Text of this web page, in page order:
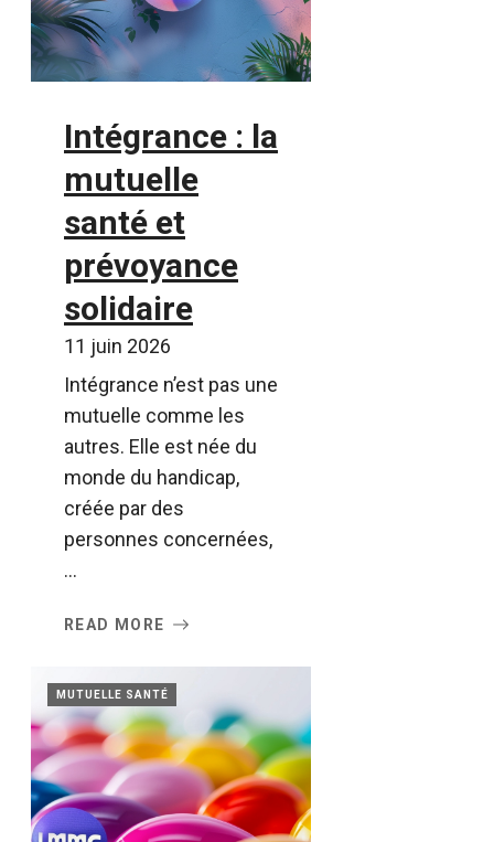
Intégrance : la
mutuelle
santé et
prévoyance
solidaire
11 juin 2026
Intégrance n’est pas une
mutuelle comme les
autres. Elle est née du
monde du handicap,
créée par des
personnes concernées,
...
READ MORE
MUTUELLE SANTÉ